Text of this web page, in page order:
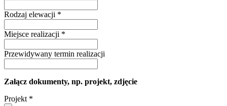
Rodzaj elewacji *
Miejsce realizacji *
Przewidywany termin realizacji
Załącz dokumenty, np. projekt, zdjęcie
Projekt *